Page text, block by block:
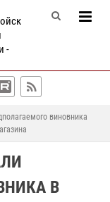
-
виновника
В